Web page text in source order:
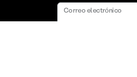
Correo electrónico